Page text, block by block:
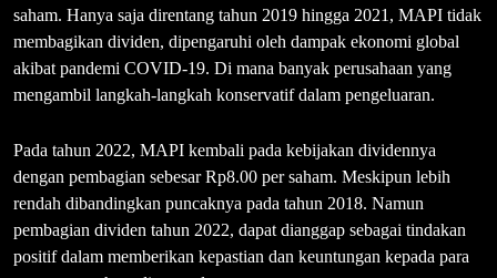
saham. Hanya saja direntang tahun 2019 hingga 2021, MAPI tidak
membagikan dividen, dipengaruhi oleh dampak ekonomi global
akibat pandemi COVID-19. Di mana banyak perusahaan yang
mengambil langkah-langkah konservatif dalam pengeluaran.
Pada tahun 2022, MAPI kembali pada kebijakan dividennya
dengan pembagian sebesar Rp8.00 per saham. Meskipun lebih
rendah dibandingkan puncaknya pada tahun 2018. Namun
pembagian dividen tahun 2022, dapat dianggap sebagai tindakan
positif dalam memberikan kepastian dan keuntungan kepada para